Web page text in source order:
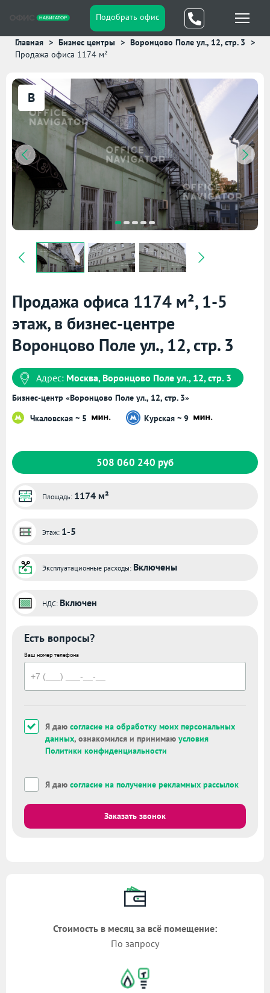
Подобрать офис
Главная Бизнес центры
Воронцово Поле ул., 12, стр. 3
Продажа офиса 1174 м²
B
Продажа офиса 1174 м², 1-5
этаж, в бизнес-центре
Воронцово Поле ул., 12, стр. 3
Адрес: Москва, Воронцово Поле ул., 12, стр. 3
Бизнес-центр «Воронцово Поле ул., 12, стр. 3»
Чкаловская ~ 5
Курская ~ 9
508 060 240 руб
Площадь: 1174 м²
Этаж: 1-5
Эксплуатационные расходы: Включены
НДС: Включен
Есть вопросы?
Ваш номер телефона
Я даю согласие на обработку моих персональных
данных, ознакомился и принимаю условия
Политики конфиденциальности
Я даю согласие на получение рекламных рассылок
Заказать звонок
Стоимость в месяц за всё помещение:
По запросу